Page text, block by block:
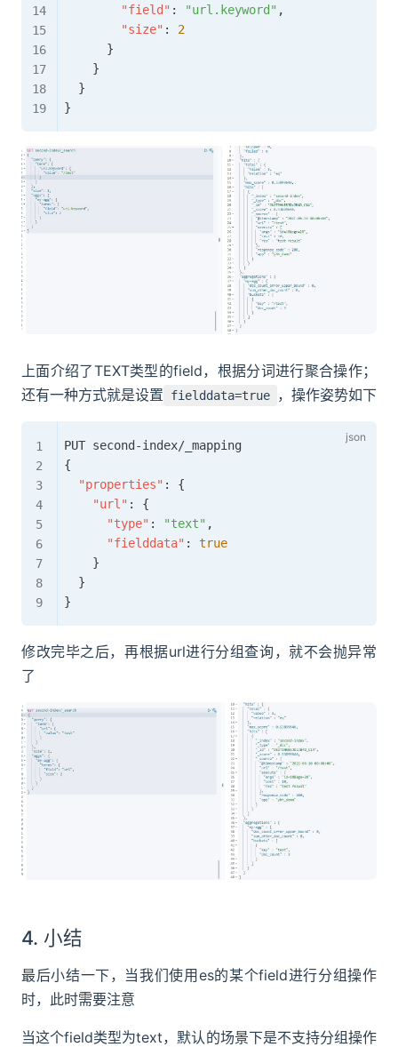
"field" : "url.keyword" ,
"size" :
2
}
}
}
}
上面介绍了TEXT类型的field，根据分词进行聚合操作；
还有一种方式就是设置
fielddata=true ，操作姿势如下
{
"properties" :
{
"url" :
{
"type" : "text" ,
"fielddata" :
true
}
}
}
修改完毕之后，再根据url进行分组查询，就不会抛异常
了
4. 小结
最后小结一下，当我们使用es的某个field进行分组操作
时，此时需要注意
当这个field类型为text，默认的场景下是不支持分组操作